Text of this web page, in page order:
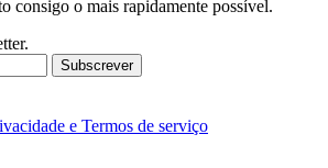
consigo o mais rapidamente possível.
Subscrever
e Termos de serviço